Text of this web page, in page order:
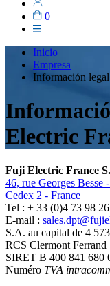
0
Inicio
Empresa
Información
Electric
Fuji Electric France
46, rue Georges
Cedex 2 - France
Tel : + 33 (0)4 73 98
E-mail :
S.A. au capital de 4
RCS Clermont Ferrand
SIRET B 400 841 680
Numéro TVA